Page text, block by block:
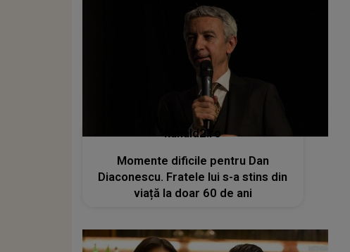
kanald2.ro
Momente dificile pentru Dan
Diaconescu. Fratele lui s-a stins din
viață la doar 60 de ani